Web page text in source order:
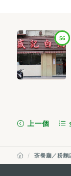
56
上一個
茶餐廳／粉麵